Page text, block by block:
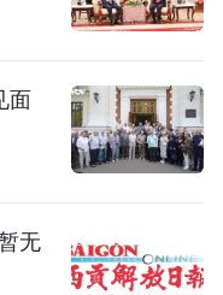
面
无